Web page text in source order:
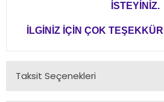
İSTEYİNİZ.
İLGİNİZ İÇİN ÇOK
Taksit Seçenekleri